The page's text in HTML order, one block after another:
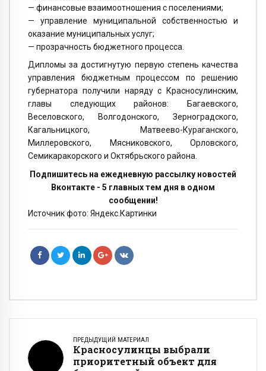
— финансовые взаимоотношения с поселениями;
— управление муниципальной собственностью и
оказание муниципальных услуг;
— прозрачность бюджетного процесса.
Дипломы за достигнутую первую степень качества
управления бюджетным процессом по решению
губернатора получили наряду с Красносулинским,
главы следующих районов: Багаевского,
Веселовского, Волгодонского, Зерноградского,
Кагальницкого, Матвеево-Кураганского,
Миллеровского, Мясниковского, Орловского,
Семикаракорского и Октябрьского района.
Подпишитесь на ежедневную рассылку новостей
Вконтакте - 5 главных тем дня в одном
сообщении!
Источник фото: Яндекс.Картинки
ПРЕДЫДУЩИЙ МАТЕРИАЛ
Красносулинцы выбрали
приоритетный объект для